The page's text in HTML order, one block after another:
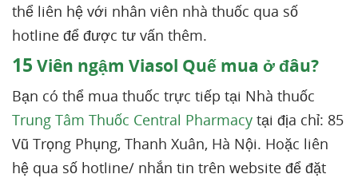
thể liên hệ với nhân viên nhà thuốc qua số
hotline để được tư vấn thêm.
15 Viên ngậm Viasol Quế mua ở đâu?
Bạn có thể mua thuốc trực tiếp tại Nhà thuốc
Trung Tâm Thuốc Central Pharmacy tại địa chỉ: 85
Vũ Trọng Phụng, Thanh Xuân, Hà Nội. Hoặc liên
hệ qua số hotline/ nhắn tin trên website để đặt